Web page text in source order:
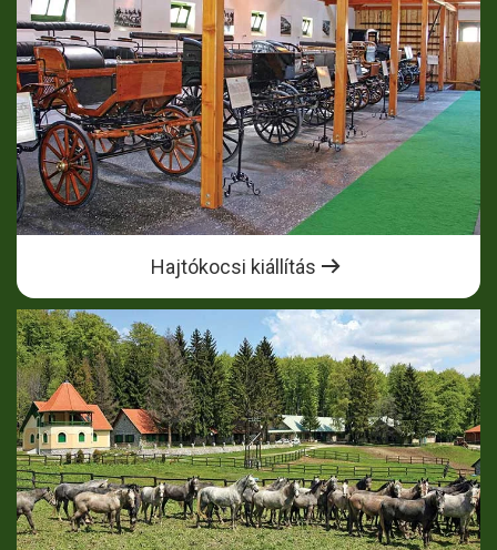
Hajtókocsi kiállítás